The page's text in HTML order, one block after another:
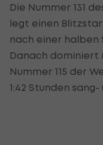
Die Nummer 131
legt einen
nach einer halben
Danach dominiert
Nummer 115 der
1:42 Stunden